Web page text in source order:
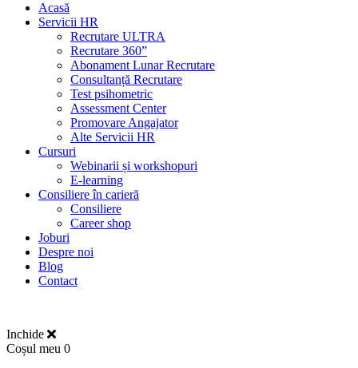
Acasă
Servicii HR
Recrutare ULTRA
Recrutare 360”
Abonament Lunar Recrutare
Consultanță Recrutare
Test psihometric
Assessment Center
Promovare Angajator
Alte Servicii HR
Cursuri
Webinarii și workshopuri
E-learning
Consiliere în carieră
Consiliere
Career shop
Joburi
Despre noi
Blog
Contact
Inchide
Coșul meu 0